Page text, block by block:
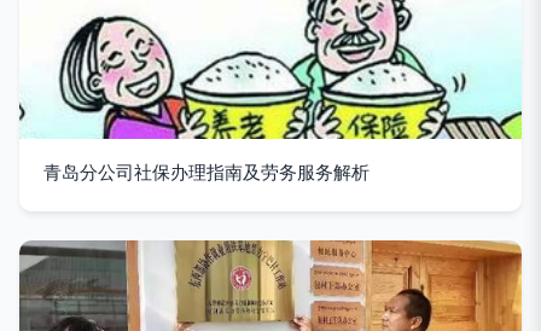
青岛分公司社保办理指南及劳务服务解析